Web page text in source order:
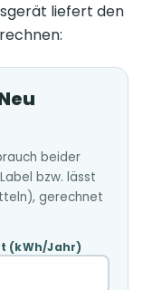
liefert den
beider
bzw. lässt
gerechnet
(kWh/Jahr)